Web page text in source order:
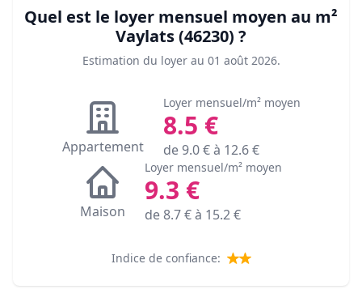
Quel est le loyer mensuel moyen au m²
Vaylats (46230) ?
Estimation du loyer au 01 août 2026.
Appartement
Loyer mensuel/m² moyen
8.5 €
de9.0€ à 12.6€
Maison
Loyer mensuel/m² moyen
9.3 €
de8.7€ à 15.2€
Indice de confiance: